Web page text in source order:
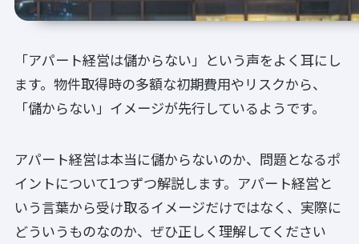
「アパート経営は儲からない」という声をよく耳にし
ます。物件取得時の多額な初期費用やリスクから、
「儲からない」イメージが先行しているようです。
アパート経営は本当に儲からないのか、問題となるポ
イントについて1つずつ解説します。アパート経営と
いう言葉から受け取るイメージだけではなく、実際に
どういうものなのか、ぜひ正しく理解してください